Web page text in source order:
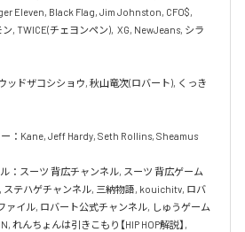
Eleven, Black Flag, Jim Johnston, CFO$,
, TWICE(チェヨンペン),  XG, NewJeans, シラ
ドザコシショウ, 秋山竜次(ロバート), くっき
：Kane, Jeff Hardy, Seth Rollins, Sheamus
スーツ 背広チャンネル, スーツ 背広ゲーム
ステハゲチャンネル, 三納物語, kouichitv, ロバ
ァイル, ロバート公式チャンネル, しゅうゲーム
れんちょんは引きこもり【HIP HOP解説】,